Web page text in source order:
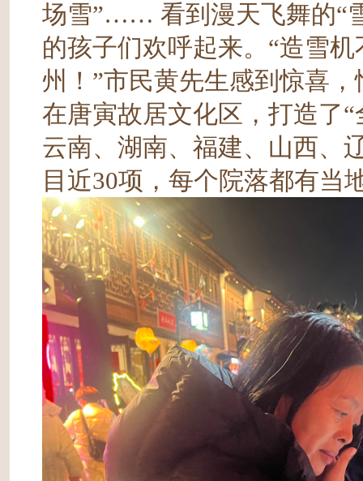
场雪”…… 看到漫天飞舞的“
的孩子们欢呼起来。“造雪
州！”市民黄先生感到惊喜
在唐寅故居文化区，打造了
云南、湖南、福建、山西、
目近30项，每个院落都有当